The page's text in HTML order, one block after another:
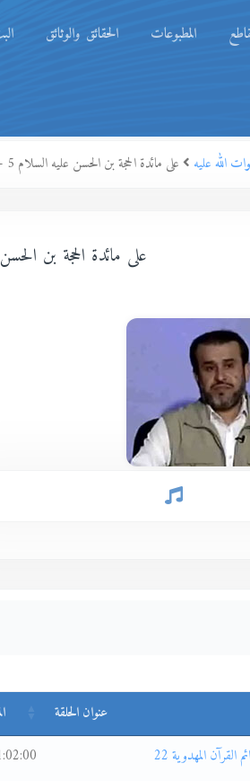
المطبوعات الحقائق والوثائق
الله عليه على مائدة الحجة بن الحسن عليه السلام 5 - من كرائم القرآن المهدوية 2
على مائدة الحجة بن
عنوان الحلقة